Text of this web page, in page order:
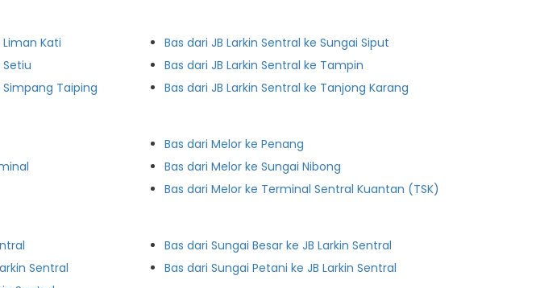
Liman Kati
Setiu
Simpang Taiping
Bas dari JB Larkin Sentral ke Sungai Siput
Bas dari JB Larkin Sentral ke Tampin
Bas dari JB Larkin Sentral ke Tanjong Karang
Bas dari Melor ke Penang
Bas dari Melor ke Sungai Nibong
Bas dari Melor ke Terminal Sentral Kuantan (TSK)
Sentral
Bas dari Sungai Besar ke JB Larkin Sentral
Bas dari Sungai Petani ke JB Larkin Sentral